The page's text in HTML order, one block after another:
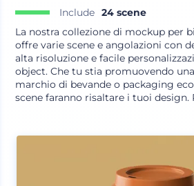
Include 24 scene
La nostra collezione di mockup per
offre varie scene e angolazioni con
alta risoluzione e facile
object. Che tu stia promuovendo
marchio di bevande o packaging
scene faranno risaltare i tuoi design.